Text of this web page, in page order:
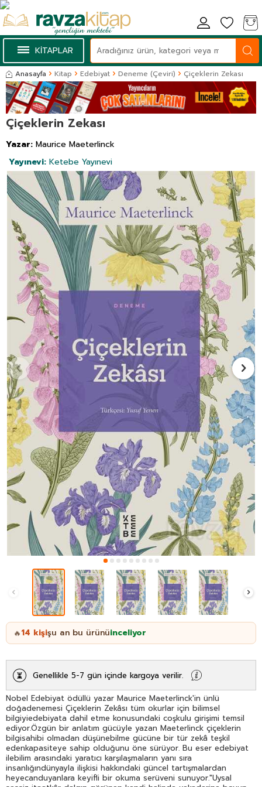
KİTAPLAR
Anasayfa Kitap Edebiyat Deneme (Çeviri) Çiçeklerin Zekası
Çiçeklerin Zekası
Yazar: Maurice Maeterlinck
Yayınevi: Ketebe Yayınevi
🔥14 kişişu an bu ürünüinceliyor
Genellikle 5-7 gün içinde kargoya verilir.
Nobel Edebiyat ödüllü yazar Maurice Maeterlinck'in ünlü
doğadenemesi Çiçeklerin Zekâsı tüm okurlar için bilimsel
bilgiyiedebiyata dahil etme konusundaki coşkulu girişimi temsil
ediyor.Özgün bir anlatım gücüyle yazan Maeterlinck çiçeklerin
bilgisahibi olmadan düşünebilme gücüne bir tür zekâ teşkil
edenkapasiteye sahip olduğunu öne sürüyor. Bu eser edebiyat
ilebilim arasındaki yaratıcı karşılaşmaların yanı sıra
insanlığındünyayla ilişkisi hakkındaki güncel tartışmalardan
heyecanduyanlara keyifli bir okuma serüveni sunuyor."Uysal